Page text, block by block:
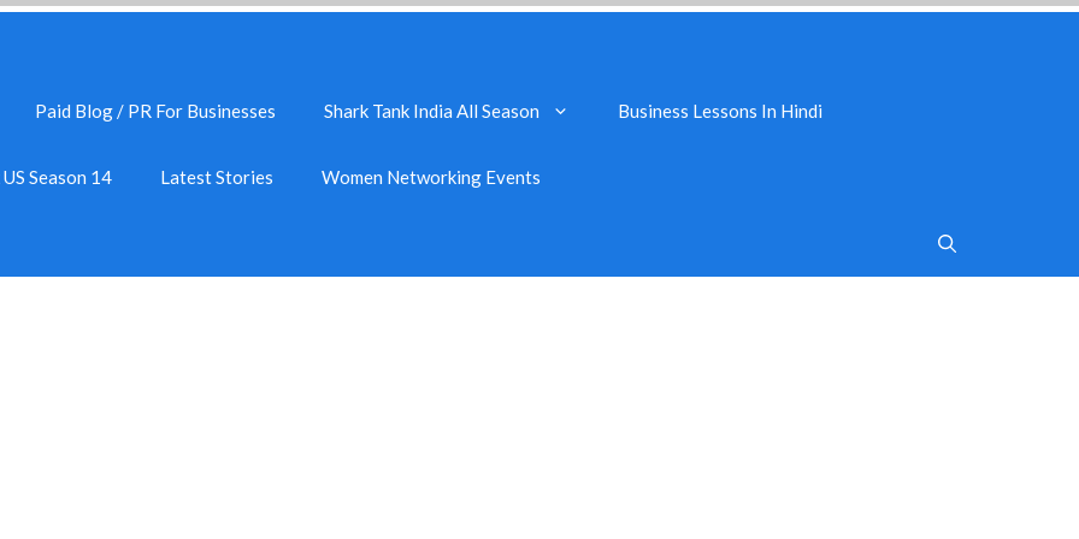
Paid Blog / PR For Businesses Shark Tank India All Season Business Lessons In Hindi
Season 14 Latest Stories Women Networking Events